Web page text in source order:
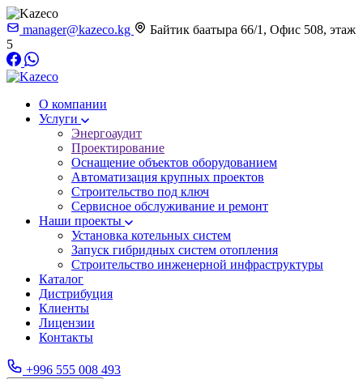
manager@kazeco.kg
Байтик баатыра 66/1, Офис 508, этаж
5
О компании
Услуги
Энергоаудит
Проектирование
Оснащение объектов оборудованием
Автоматизация крупных проектов
Строительство под ключ
Сервисное обслуживание и ремонт
Наши проекты
Установка котельных систем
Запуск гибридных систем отопления
Строительство инженерной инфраструктуры
Каталог
Дистрибуция
Клиенты
Лицензии
Контакты
+996 555 008 493